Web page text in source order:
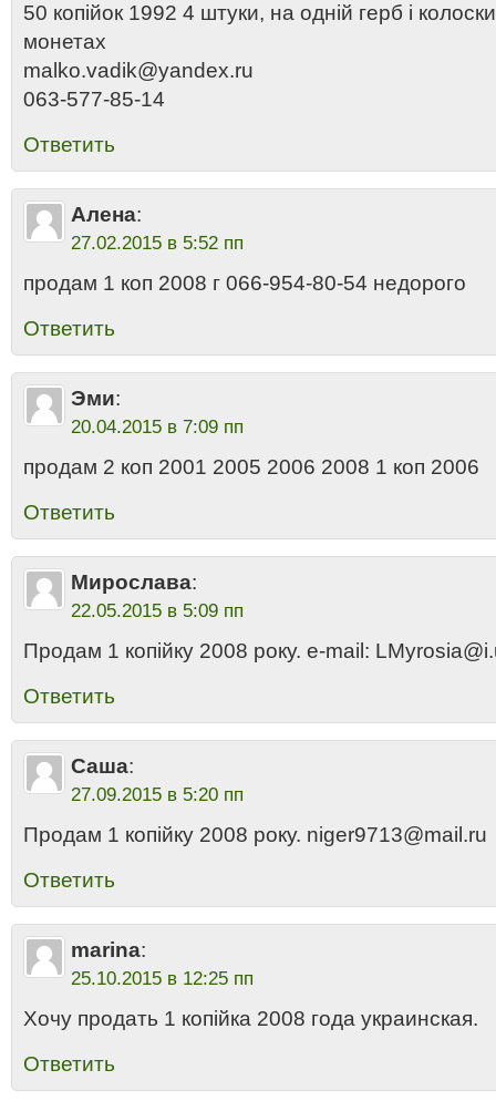
50 копійок 1992 4 штуки, на одній герб і
монетах
malko.vadik@yandex.ru
063-577-85-14
Ответить
Алена:
27.02.2015 в 5:52 пп
продам 1 коп 2008 г 066-954-80-54 недорого
Ответить
Эми:
20.04.2015 в 7:09 пп
продам 2 коп 2001 2005 2006 2008 1 коп 2006
Ответить
Мирослава:
22.05.2015 в 5:09 пп
Продам 1 копійку 2008 року. e-mail:
Ответить
Саша:
27.09.2015 в 5:20 пп
Продам 1 копійку 2008 року. niger9713@mail.ru
Ответить
marina:
25.10.2015 в 12:25 пп
Хочу продать 1 копiйка 2008 года украинская.
Ответить